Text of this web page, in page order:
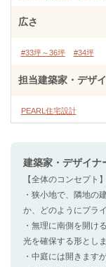
広さ
#33坪～36坪 #34坪
担当建築家・デザ
PEARL住宅設計
建築家・デザイナ
【全体のコンセプト】
・狭小地で、隣地の
か、どのようにプラ
・無理に南側を開け
光を確保する形としま
・中庭には開きます